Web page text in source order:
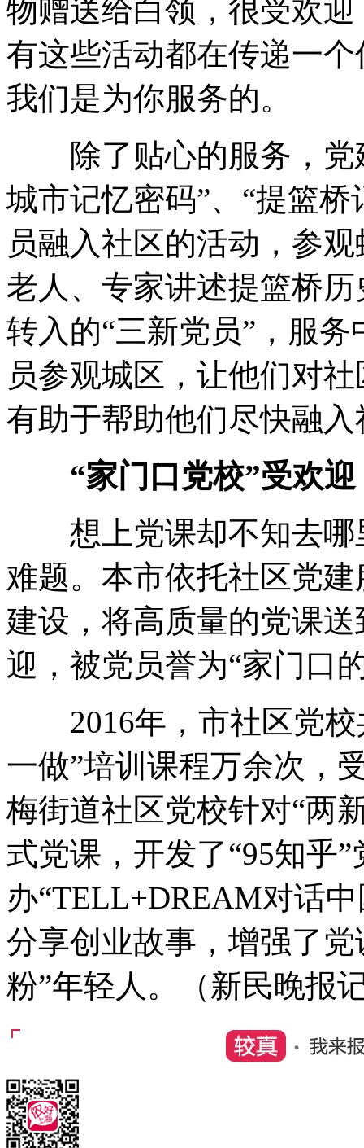
物赠送给白领，很受欢
有这些活动都在传递一
我们是为你服务的。
除了贴心的服务，党
城市记忆密码”、“提篮
员融入社区的活动，参
老人、专家讲述提篮桥
转入的“三新党员”，服
员参观城区，让他们对
有助于帮助他们尽快融
“家门口党校”受欢迎
想上党课却不知去哪
难题。本市依托社区党
建设，将高质量的党课
迎，被党员誉为“家门口
2016年，市社区党校
一做”培训课程万余次，
梅街道社区党校针对“两
式党课，开发了“95知乎
办“TELL+DREAM对话
分享创业故事，增强了
粉”年轻人。（新民晚报